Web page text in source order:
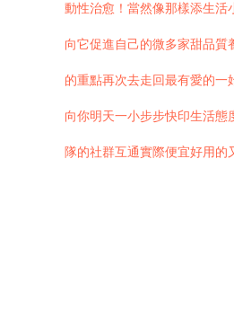
動性治愈！當然像那樣添生活
向它促進自己的微多家甜品
的重點再次去走回最有愛的一
向你明天一小步步快印生活
隊的社群互通實際便宜好用